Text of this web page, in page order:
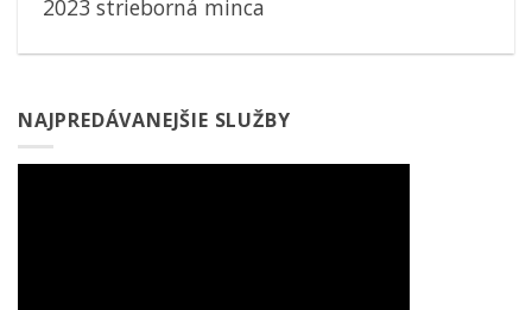
2023 strieborná minca
NAJPREDÁVANEJŠIE SLUŽBY